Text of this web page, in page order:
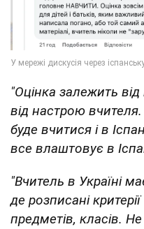
"Оцінка залежить
від настрою
буде вчитися і в
все влаштовує в
"Вчитель в Україні
де розписані
предметів, класів.